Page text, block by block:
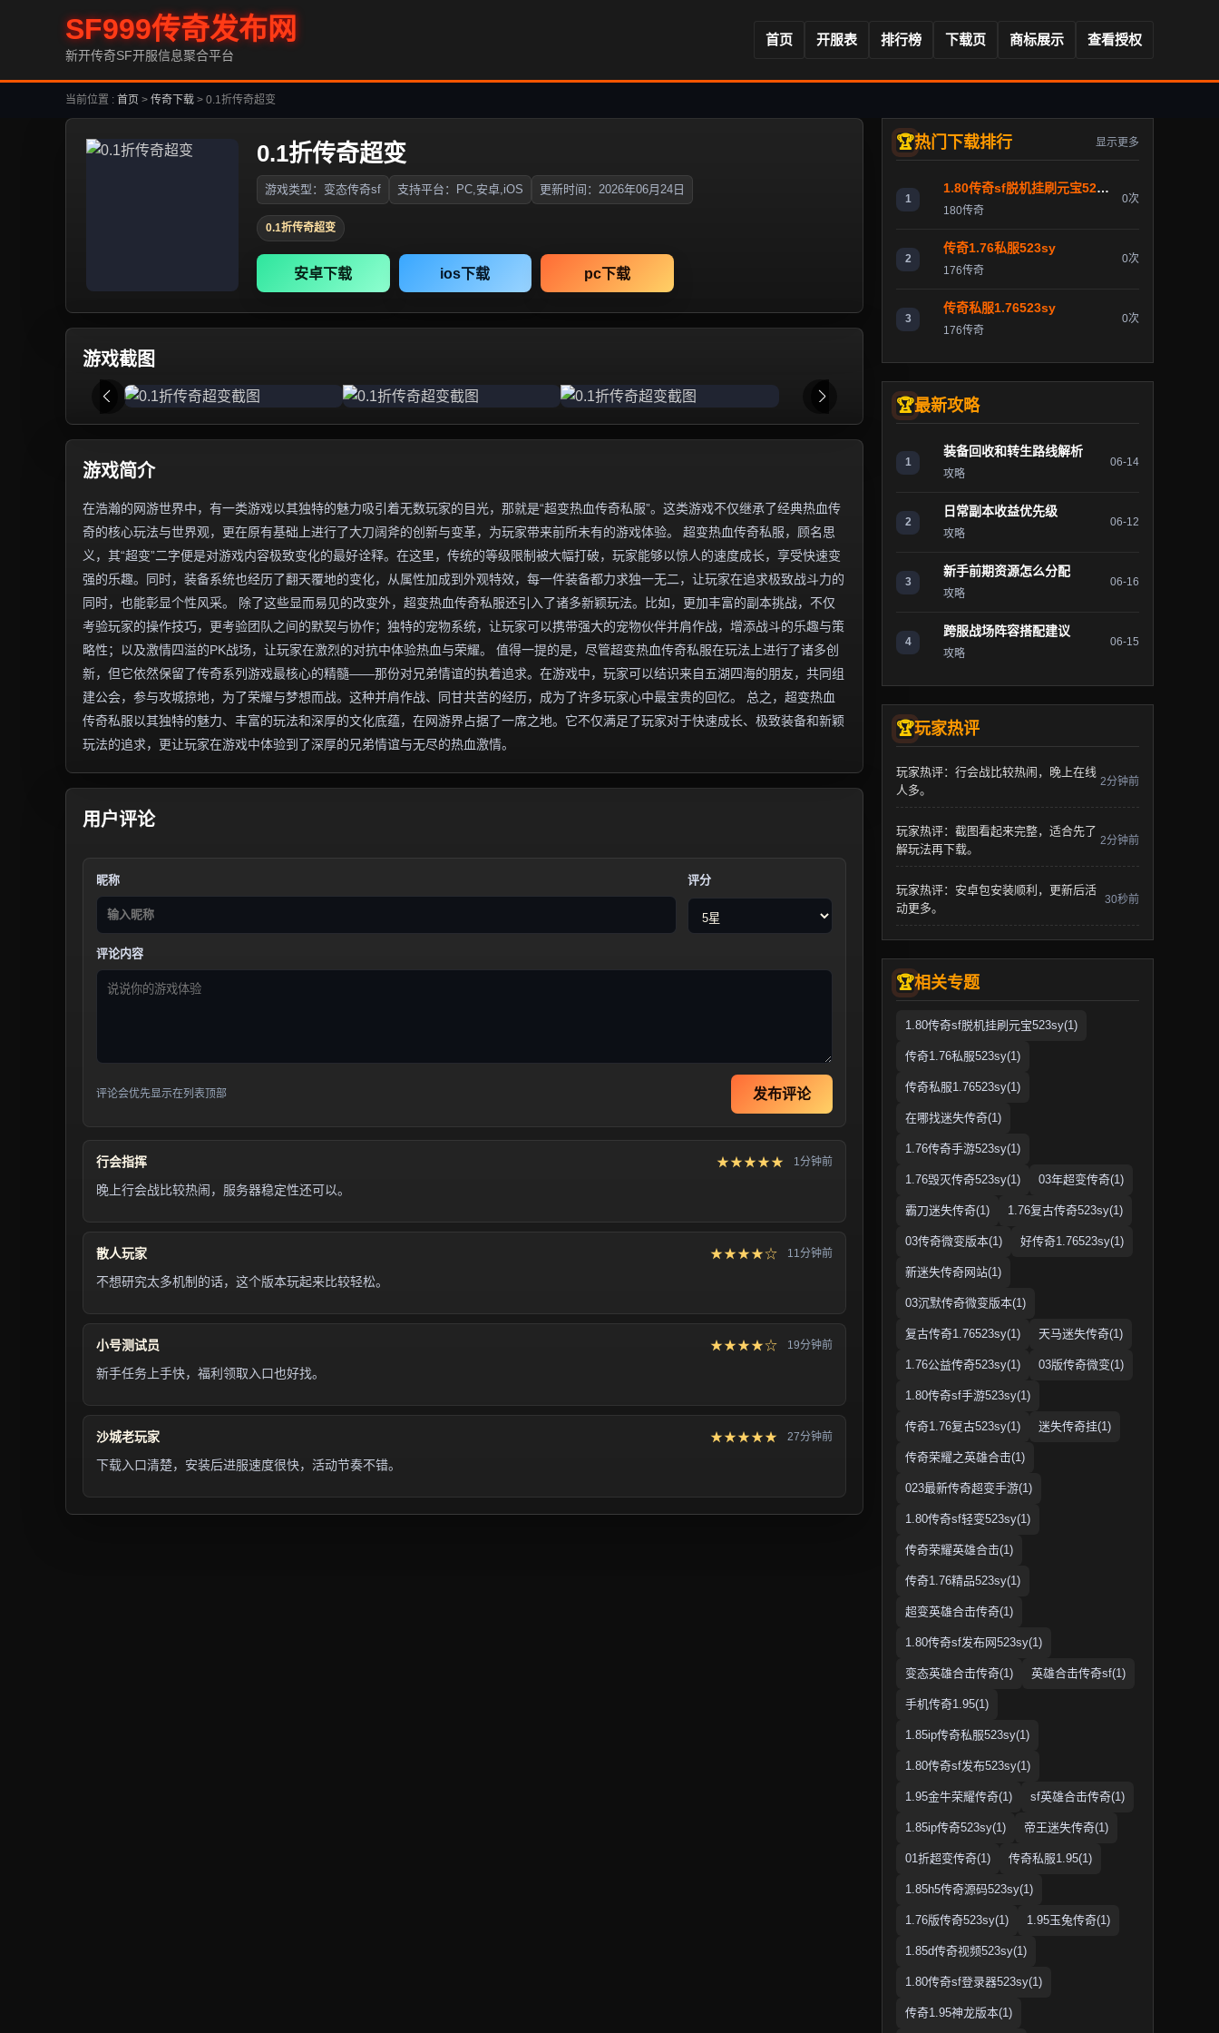
SF999传奇发布网
新开传奇SF开服信息聚合平台
首页 开服表 排行榜 下载页 商标展示 查看授权
当前位置 : 首页 > 传奇下载 > 0.1折传奇超变
0.1折传奇超变
游戏类型：变态传奇sf 支持平台：PC,安卓,iOS 更新时间：2026年06月24日
0.1折传奇超变
安卓下载 ios下载 pc下载
游戏截图
游戏简介
在浩瀚的网游世界中，有一类游戏以其独特的魅力吸引着无数玩家的目光，那就是“超变热血传奇私服”。这类游戏不仅继承了经典热血传
奇的核心玩法与世界观，更在原有基础上进行了大刀阔斧的创新与变革，为玩家带来前所未有的游戏体验。 超变热血传奇私服，顾名思
义，其“超变”二字便是对游戏内容极致变化的最好诠释。在这里，传统的等级限制被大幅打破，玩家能够以惊人的速度成长，享受快速变
强的乐趣。同时，装备系统也经历了翻天覆地的变化，从属性加成到外观特效，每一件装备都力求独一无二，让玩家在追求极致战斗力的
同时，也能彰显个性风采。 除了这些显而易见的改变外，超变热血传奇私服还引入了诸多新颖玩法。比如，更加丰富的副本挑战，不仅
考验玩家的操作技巧，更考验团队之间的默契与协作；独特的宠物系统，让玩家可以携带强大的宠物伙伴并肩作战，增添战斗的乐趣与策
略性；以及激情四溢的PK战场，让玩家在激烈的对抗中体验热血与荣耀。 值得一提的是，尽管超变热血传奇私服在玩法上进行了诸多创
新，但它依然保留了传奇系列游戏最核心的精髓——那份对兄弟情谊的执着追求。在游戏中，玩家可以结识来自五湖四海的朋友，共同组
建公会，参与攻城掠地，为了荣耀与梦想而战。这种并肩作战、同甘共苦的经历，成为了许多玩家心中最宝贵的回忆。 总之，超变热血
传奇私服以其独特的魅力、丰富的玩法和深厚的文化底蕴，在网游界占据了一席之地。它不仅满足了玩家对于快速成长、极致装备和新颖
玩法的追求，更让玩家在游戏中体验到了深厚的兄弟情谊与无尽的热血激情。
用户评论
昵称 评分
评论内容
评论会优先显示在列表顶部 发布评论
行会指挥 ★★★★★ 1分钟前
晚上行会战比较热闹，服务器稳定性还可以。
散人玩家 ★★★★☆ 11分钟前
不想研究太多机制的话，这个版本玩起来比较轻松。
小号测试员 ★★★★☆ 19分钟前
新手任务上手快，福利领取入口也好找。
沙城老玩家 ★★★★★ 27分钟前
下载入口清楚，安装后进服速度很快，活动节奏不错。
热门下载排行 显示更多
1
1.80传奇sf脱机挂刷元宝523sy
180传奇
0次
2
传奇1.76私服523sy
176传奇
0次
3
传奇私服1.76523sy
176传奇
0次
最新攻略
1
装备回收和转生路线解析
攻略
06-14
2
日常副本收益优先级
攻略
06-12
3
新手前期资源怎么分配
攻略
06-16
4
跨服战场阵容搭配建议
攻略
06-15
玩家热评
玩家热评：行会战比较热闹，晚上在线
人多。
2分钟前
玩家热评：截图看起来完整，适合先了
解玩法再下载。
2分钟前
玩家热评：安卓包安装顺利，更新后活
动更多。
30秒前
相关专题
1.80传奇sf脱机挂刷元宝523sy(1)
传奇1.76私服523sy(1)
传奇私服1.76523sy(1)
在哪找迷失传奇(1)
1.76传奇手游523sy(1)
1.76毁灭传奇523sy(1) 03年超变传奇(1)
霸刀迷失传奇(1) 1.76复古传奇523sy(1)
03传奇微变版本(1) 好传奇1.76523sy(1)
新迷失传奇网站(1)
03沉默传奇微变版本(1)
复古传奇1.76523sy(1) 天马迷失传奇(1)
1.76公益传奇523sy(1) 03版传奇微变(1)
1.80传奇sf手游523sy(1)
传奇1.76复古523sy(1) 迷失传奇挂(1)
传奇荣耀之英雄合击(1)
023最新传奇超变手游(1)
1.80传奇sf轻变523sy(1)
传奇荣耀英雄合击(1)
传奇1.76精品523sy(1)
超变英雄合击传奇(1)
1.80传奇sf发布网523sy(1)
变态英雄合击传奇(1) 英雄合击传奇sf(1)
手机传奇1.95(1)
1.85ip传奇私服523sy(1)
1.80传奇sf发布523sy(1)
1.95金牛荣耀传奇(1) sf英雄合击传奇(1)
1.85ip传奇523sy(1) 帝王迷失传奇(1)
01折超变传奇(1) 传奇私服1.95(1)
1.85h5传奇源码523sy(1)
1.76版传奇523sy(1) 1.95玉兔传奇(1)
1.85d传奇视频523sy(1)
1.80传奇sf登录器523sy(1)
传奇1.95神龙版本(1)